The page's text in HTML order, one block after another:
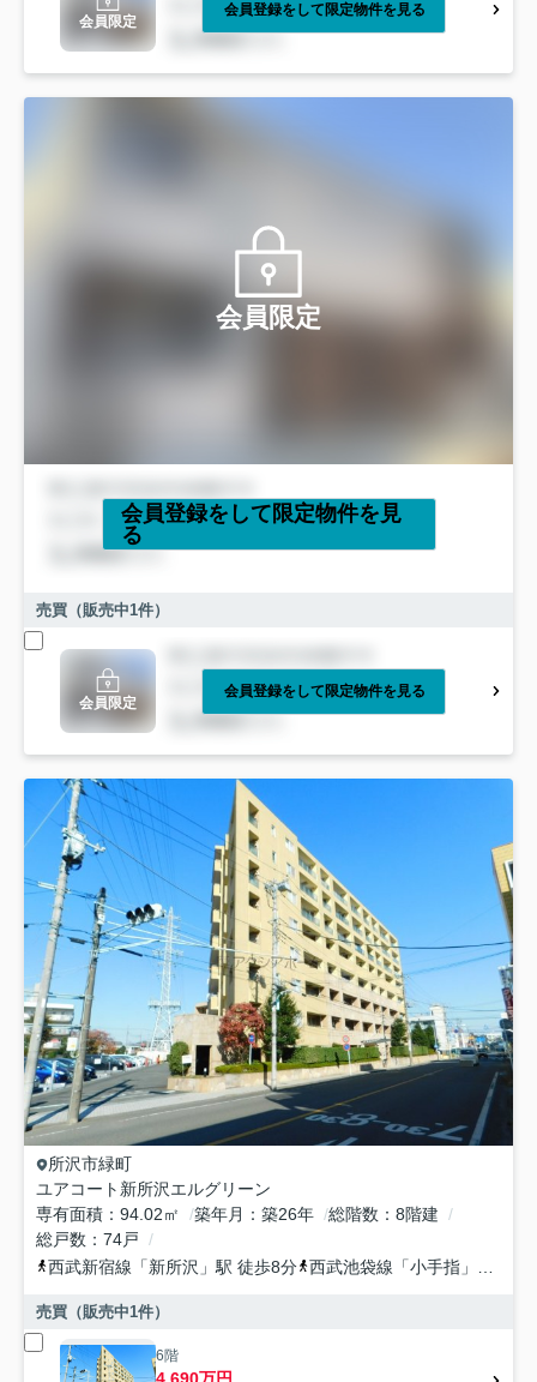
会員限定
会員登録をして限定物件を見る
会員限定
会員登録をして限定物件を見
る
売買（販売中1件）
会員限定
会員登録をして限定物件を見る
所沢市緑町
ユアコート新所沢エルグリーン
専有面積
94.02㎡ 築年月 築26年 総階数
8階建
総戸数
74戸
西武新宿線 「新所沢 」駅 徒歩8分 西武池袋線 「小手指 」駅 徒歩19分
売買（販売中1件）
6階